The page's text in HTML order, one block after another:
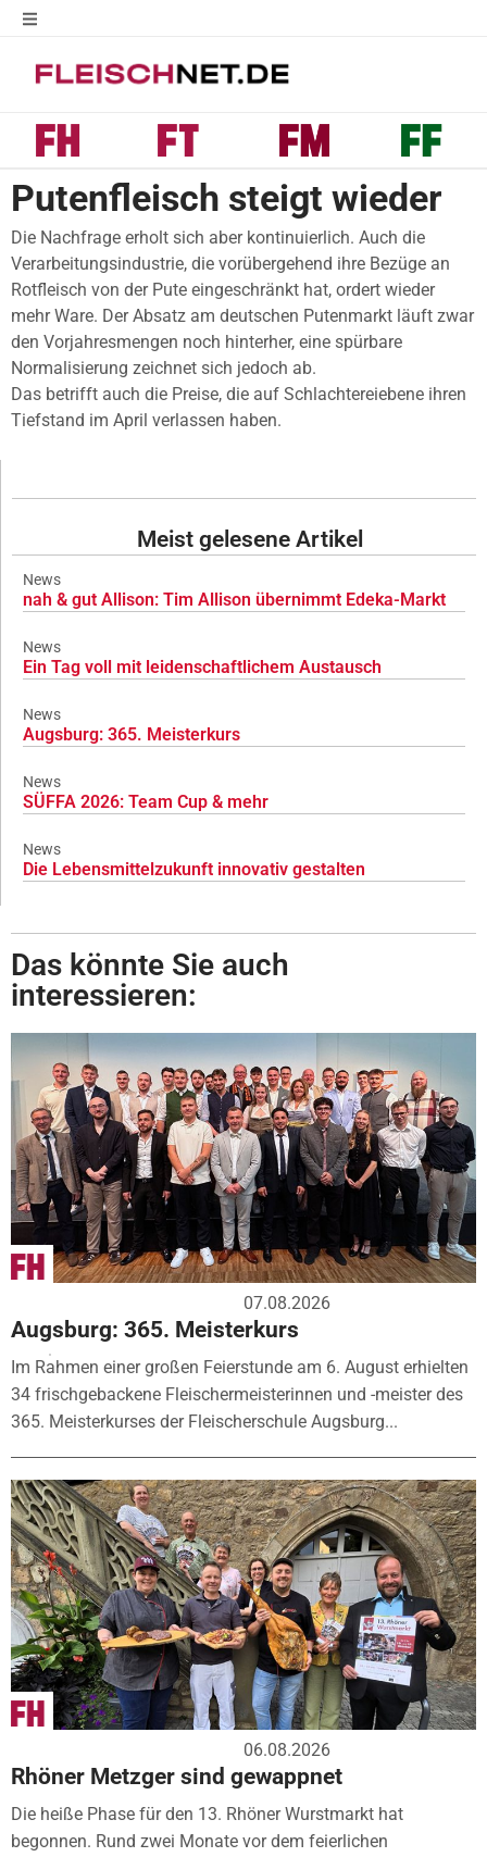
Putenfleisch steigt wieder
Die Nachfrage erholt sich aber kontinuierlich. Auch die
Verarbeitungsindustrie, die vorübergehend ihre Bezüge an
Rotfleisch von der Pute eingeschränkt hat, ordert wieder
mehr Ware. Der Absatz am deutschen Putenmarkt läuft zwar
den Vorjahresmengen noch hinterher, eine spürbare
Normalisierung zeichnet sich jedoch ab.
Das betrifft auch die Preise, die auf Schlachtereiebene ihren
Tiefstand im April verlassen haben.
Meist gelesene Artikel
News
nah & gut Allison: Tim Allison übernimmt Edeka-Markt
News
Ein Tag voll mit leidenschaftlichem Austausch
News
Augsburg: 365. Meisterkurs
News
SÜFFA 2026: Team Cup & mehr
News
Die Lebensmittelzukunft innovativ gestalten
Das könnte Sie auch
interessieren:
07.08.2026
Augsburg: 365. Meisterkurs
Im Rahmen einer großen Feierstunde am 6. August erhielten
34 frischgebackene Fleischermeisterinnen und -meister des
365. Meisterkurses der Fleischerschule Augsburg...
06.08.2026
Rhöner Metzger sind gewappnet
Die heiße Phase für den 13. Rhöner Wurstmarkt hat
begonnen. Rund zwei Monate vor dem feierlichen